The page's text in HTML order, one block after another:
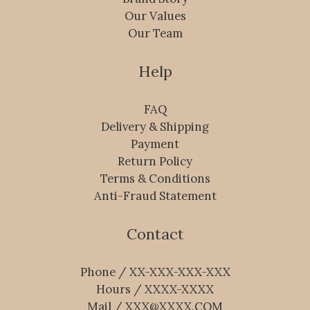
Our Values
Our Team
Help
FAQ
Delivery & Shipping
Payment
Return Policy
Terms & Conditions
Anti-Fraud Statement
Contact
Phone / XX-XXX-XXX-XXX
Hours / XXXX-XXXX
Mail / XXX@XXXX.COM